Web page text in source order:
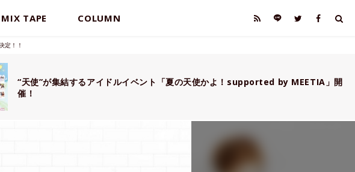
MIX TAPE COLUMN
定！！
“天使”が集結するアイドルイベント「夏の天使かよ！supported by MEETIA」開
催！